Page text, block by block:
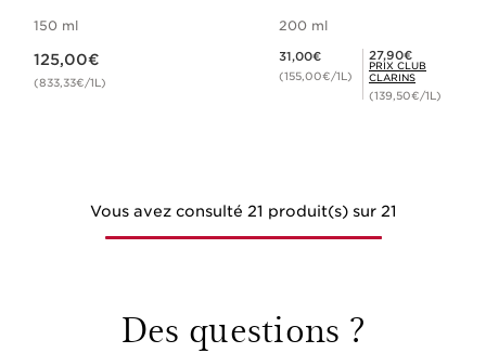
150 ml
125,00€
(833,33€/1L)
200 ml
31,00€
(155,00€/1L)
Prix Club Clarins 27,90€
27,90€
PRIX CLUB
CLARINS
(139,50€/1L)
Vous avez consulté 21 produit(s) sur 21
Des questions ?